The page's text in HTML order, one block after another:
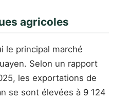
agricoles
le principal marché
Selon un rapport
les exportations de
se sont élevées à 9 124